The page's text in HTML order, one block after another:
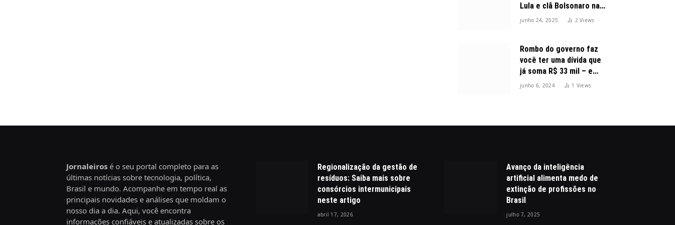
Lula e clã Bolsonaro na
disputa presidencial
junho 24, 2025 2Views
Rombo do governo faz
você ter uma dívida que
já soma R$ 33 mil – e
cresceu 300%
junho 6, 2024 1 Views
Jornaleiros é o seu portal completo para as
últimas notícias sobre tecnologia, política,
Brasil e mundo. Acompanhe em tempo real as
principais novidades e análises que moldam o
nosso dia a dia. Aqui, você encontra
informações confiáveis e atualizadas sobre os
Regionalização da gestão de
resíduos: Saiba mais sobre
consórcios intermunicipais
neste artigo
abril 17, 2026
Avanço da inteligência
artificial alimenta medo de
extinção de profissões no
Brasil
julho 7, 2025